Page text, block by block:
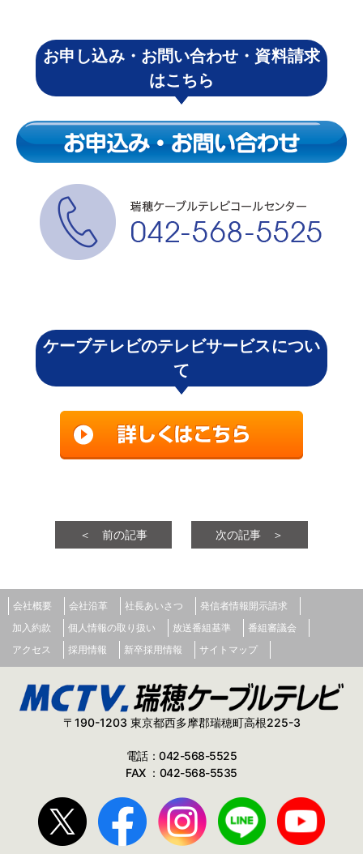
お申し込み・お問い合わせ・資料請求
はこちら
ケーブテレビのテレビサービスについ
て
＜ 前の記事 次の記事 ＞
会社概要 会社沿革 社長あいさつ
発信者情報開示請求
加入約款
個人情報の取り扱い 放送番組基準
番組審議会
アクセス
採用情報 新卒採用情報 サイトマップ
〒190-1203 東京都西多摩郡瑞穂町高根225-3
電話：042-568-5525
FAX ：042-568-5535